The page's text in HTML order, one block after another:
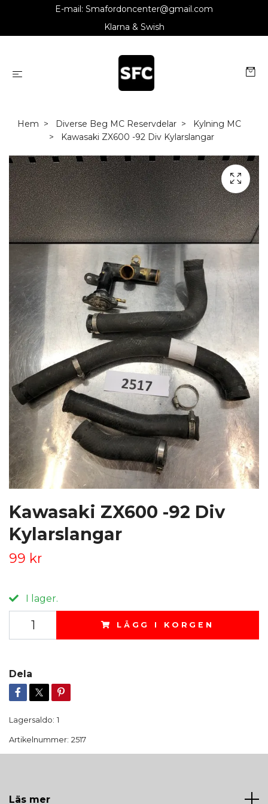
E-mail: Smafordoncenter@gmail.com
Klarna & Swish
Hem Diverse Beg MC Reservdelar
Kylning MC
Kawasaki ZX600 -92 Div Kylarslangar
Kawasaki ZX600 -92 Div
Kylarslangar
99 kr
I lager.
LÄGG I KORGEN
Dela
Lagersaldo: 1
Artikelnummer: 2517
Läs mer